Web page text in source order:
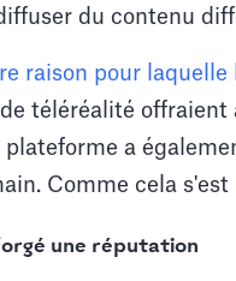
du contenu
raison pour
téléréalité
a
Comme cela
une réputation